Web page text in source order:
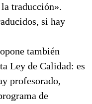
traducción».
si hay
también
Ley de Calidad: es
profesorado,
de